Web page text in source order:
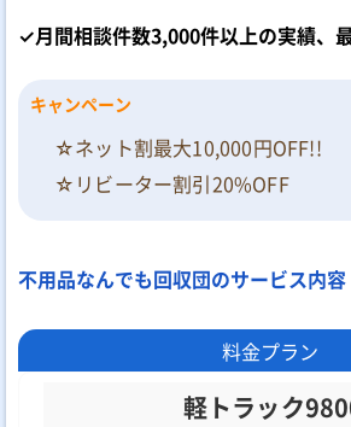
✓月間相談件数3,000件以上の実績、
キャンペーン
☆ネット割最大10,000円OFF!!
☆リビーター割引20%OFF
不用品なんでも回収団のサービス内容
料金プラン
軽トラック